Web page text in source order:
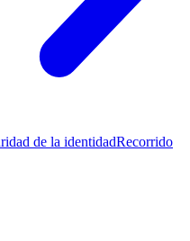
de la identidadRecorrido